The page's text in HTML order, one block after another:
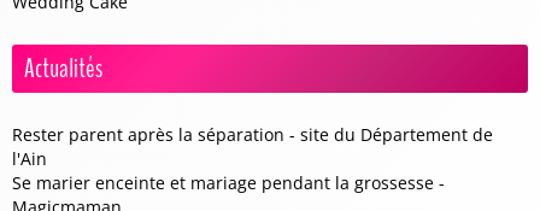
Actualités
Rester parent après la séparation - site du Département de
l'Ain
Se marier enceinte et mariage pendant la grossesse -